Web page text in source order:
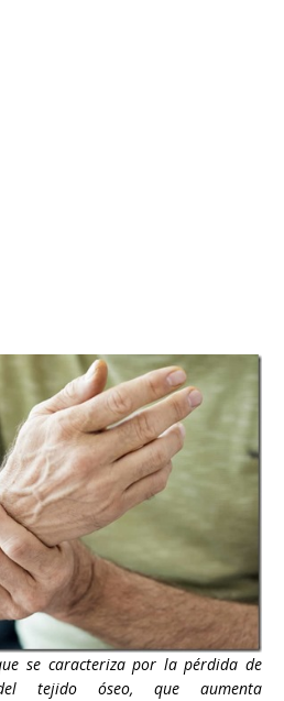
se caracteriza por la pérdida de
tejido óseo, que aumenta